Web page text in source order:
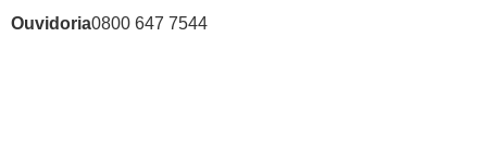
Ouvidoria0800 647 7544